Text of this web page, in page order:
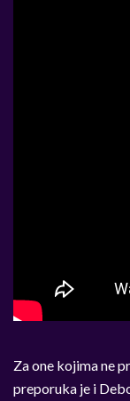
Za one kojima ne
preporuka je i